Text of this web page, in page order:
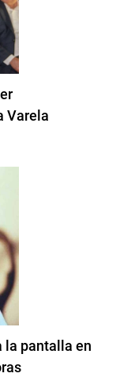
Varela
la pantalla en